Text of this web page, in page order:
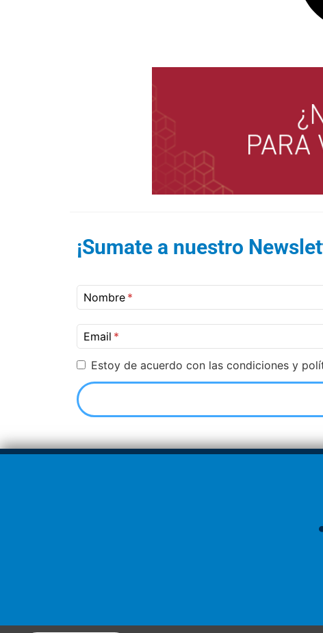
¡Sumate a nuestro
Nombre
Email
Estoy de acuerdo con las condiciones y